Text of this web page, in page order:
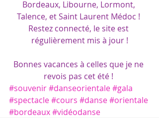
Bordeaux, Libourne, Lormont,
Talence, et Saint Laurent Médoc !
Restez connecté, le site est
régulièrement mis à jour !
Bonnes vacances à celles que je ne
revois pas cet été !
#souvenir#danseorientale#gala
#spectacle#cours #danse#orientale
#bordeaux#vidéodanse